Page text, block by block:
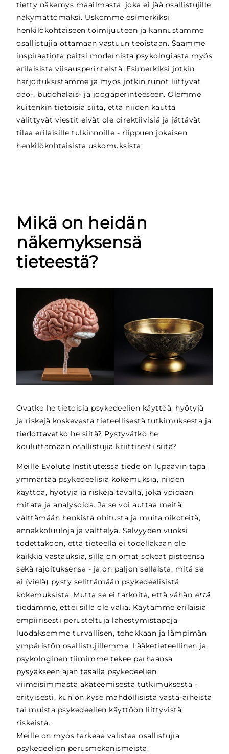
tietty näkemys maailmasta, joka ei jää osallistujille
näkymättömäksi. Uskomme esimerkiksi
henkilökohtaiseen toimijuuteen ja kannustamme
osallistujia ottamaan vastuun teoistaan. Saamme
inspiraatiota paitsi modernista psykologiasta myös
erilaisista viisausperinteistä: Esimerkiksi jotkin
harjoituksistamme ja myös jotkin runot liittyvät
dao-, buddhalais- ja joogaperinteeseen. Olemme
kuitenkin tietoisia siitä, että niiden kautta
välittyvät viestit eivät ole direktiivisiä ja jättävät
tilaa erilaisille tulkinnoille - riippuen jokaisen
henkilökohtaisista uskomuksista.
Mikä on heidän
näkemyksensä
tieteestä?
Ovatko he tietoisia psykedeelien käyttöä, hyötyjä
ja riskejä koskevasta tieteellisestä tutkimuksesta ja
tiedottavatko he siitä? Pystyvätkö he
kouluttamaan osallistujia kriittisesti siitä?
Meille Evolute Institute:ssä tiede on lupaavin tapa
ymmärtää psykedeelisiä kokemuksia, niiden
käyttöä, hyötyjä ja riskejä tavalla, joka voidaan
mitata ja analysoida. Ja se voi auttaa meitä
välttämään henkistä ohitusta ja muita oikoteitä,
ennakkoluuloja ja välttelyä. Selvyyden vuoksi
todettakoon, että tieteellä ei todellakaan ole
kaikkia vastauksia, sillä on omat sokeat pisteensä
sekä rajoituksensa - ja on paljon sellaista, mitä se
ei (vielä) pysty selittämään psykedeelisistä
kokemuksista. Mutta se ei tarkoita, että vähän että
tiedämme, ettei sillä ole väliä. Käytämme erilaisia
empiirisesti perusteltuja lähestymistapoja
luodaksemme turvallisen, tehokkaan ja lämpimän
ympäristön osallistujillemme. Lääketieteellinen ja
psykologinen tiimimme tekee parhaansa
pysyäkseen ajan tasalla psykedeelien
viimeisimmästä akateemisesta tutkimuksesta -
erityisesti, kun on kyse mahdollisista vasta-aiheista
tai muista psykedeelien käyttöön liittyvistä
riskeistä.
Meille on myös tärkeää valistaa osallistujia
psykedeelien perusmekanismeista.